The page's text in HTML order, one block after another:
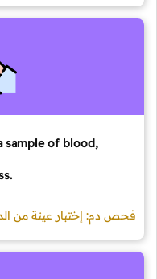
sample of blood,
فحص دم: إختبار عينة من